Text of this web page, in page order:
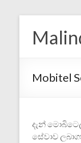
Mobitel
දැන්
සේවාව